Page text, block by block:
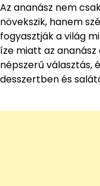
Az ananász nem
növekszik, hanem
fogyasztják a világ
íze miatt az
népszerű választás,
desszertben és